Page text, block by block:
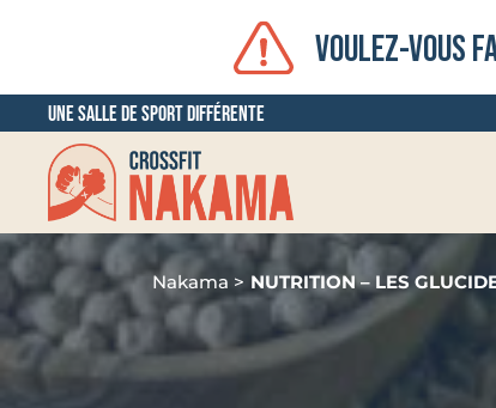
VOULEZ-VOUS
Une salle de sport différente
Nakama > NUTRITION – LES